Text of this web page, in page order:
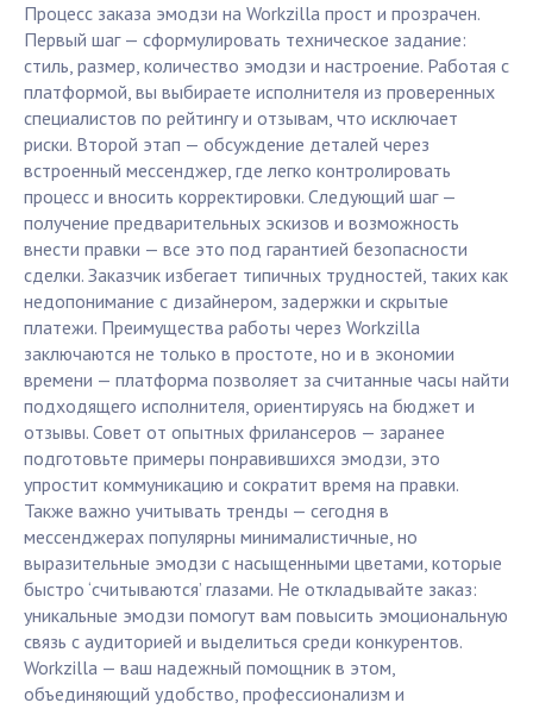
Процесс заказа эмодзи на Workzilla прост и прозрачен.
Первый шаг — сформулировать техническое задание:
стиль, размер, количество эмодзи и настроение. Работая с
платформой, вы выбираете исполнителя из проверенных
специалистов по рейтингу и отзывам, что исключает
риски. Второй этап — обсуждение деталей через
встроенный мессенджер, где легко контролировать
процесс и вносить корректировки. Следующий шаг —
получение предварительных эскизов и возможность
внести правки — все это под гарантией безопасности
сделки. Заказчик избегает типичных трудностей, таких как
недопонимание с дизайнером, задержки и скрытые
платежи. Преимущества работы через Workzilla
заключаются не только в простоте, но и в экономии
времени — платформа позволяет за считанные часы найти
подходящего исполнителя, ориентируясь на бюджет и
отзывы. Совет от опытных фрилансеров — заранее
подготовьте примеры понравившихся эмодзи, это
упростит коммуникацию и сократит время на правки.
Также важно учитывать тренды — сегодня в
мессенджерах популярны минималистичные, но
выразительные эмодзи с насыщенными цветами, которые
быстро ‘считываются’ глазами. Не откладывайте заказ:
уникальные эмодзи помогут вам повысить эмоциональную
связь с аудиторией и выделиться среди конкурентов.
Workzilla — ваш надежный помощник в этом,
объединяющий удобство, профессионализм и